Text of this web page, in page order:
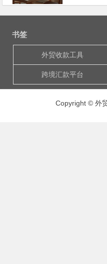
书签
外贸收款工具
跨境汇款平台
Copyright © 外